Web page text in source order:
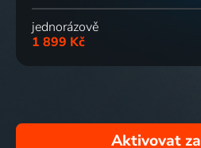
jednorázově
1 899 Kč
Aktivovat za